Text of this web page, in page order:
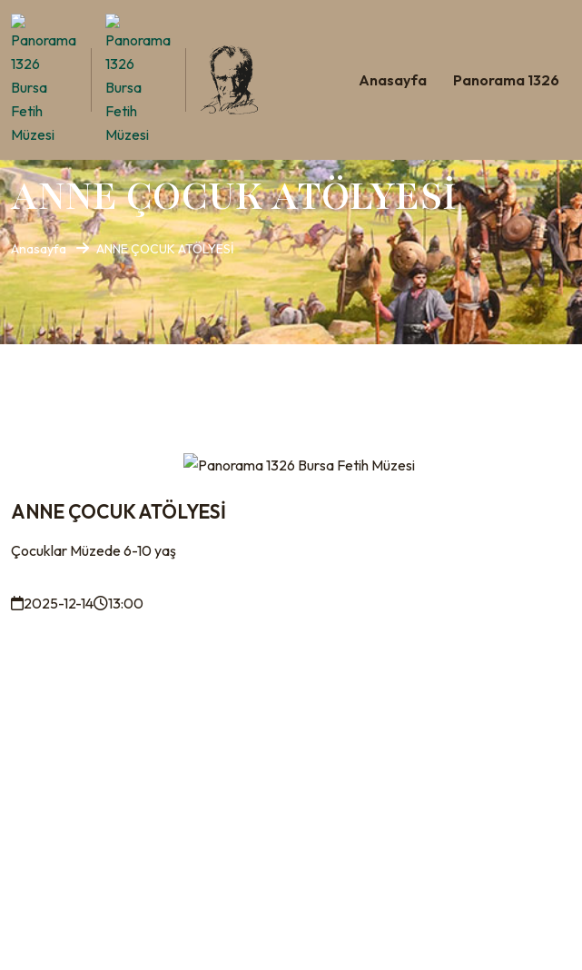
Anasayfa Panorama 1326
ANNE ÇOCUK ATÖLYESİ
Anasayfa ANNE ÇOCUK ATÖLYESİ
ANNE ÇOCUK ATÖLYESİ
Çocuklar Müzede 6-10 yaş
2025-12-14 13:00